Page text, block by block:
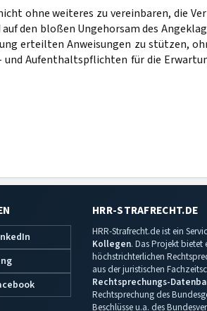
ohne weiteres zu vereinbaren, die
den bloßen Ungehorsam des
erteilten Anweisungen zu stützen,
und Aufenthaltspflichten für die
HRR-STRAFRECHT.DE
HRR-Strafrecht.de ist ein
Kollegen. Das Projekt bietet
höchstrichterlichen
aus der juristischen
Rechtsprechungs-
Rechtsprechung des
Beschlüsse u.a. des